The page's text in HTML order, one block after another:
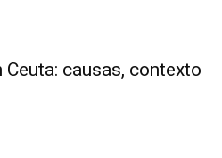
causas, contexto